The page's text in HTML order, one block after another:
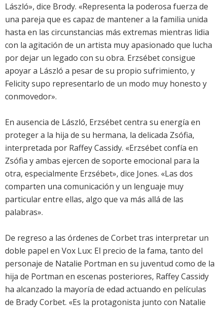
László», dice Brody. «Representa la poderosa fuerza de
una pareja que es capaz de mantener a la familia unida
hasta en las circunstancias más extremas mientras lidia
con la agitación de un artista muy apasionado que lucha
por dejar un legado con su obra. Erzsébet consigue
apoyar a László a pesar de su propio sufrimiento, y
Felicity supo representarlo de un modo muy honesto y
conmovedor».
En ausencia de László, Erzsébet centra su energía en
proteger a la hija de su hermana, la delicada Zsófia,
interpretada por Raffey Cassidy. «Erzsébet confía en
Zsófia y ambas ejercen de soporte emocional para la
otra, especialmente Erzsébet», dice Jones. «Las dos
comparten una comunicación y un lenguaje muy
particular entre ellas, algo que va más allá de las
palabras».
De regreso a las órdenes de Corbet tras interpretar un
doble papel en Vox Lux: El precio de la fama, tanto del
personaje de Natalie Portman en su juventud como de la
hija de Portman en escenas posteriores, Raffey Cassidy
ha alcanzado la mayoría de edad actuando en películas
de Brady Corbet. «Es la protagonista junto con Natalie